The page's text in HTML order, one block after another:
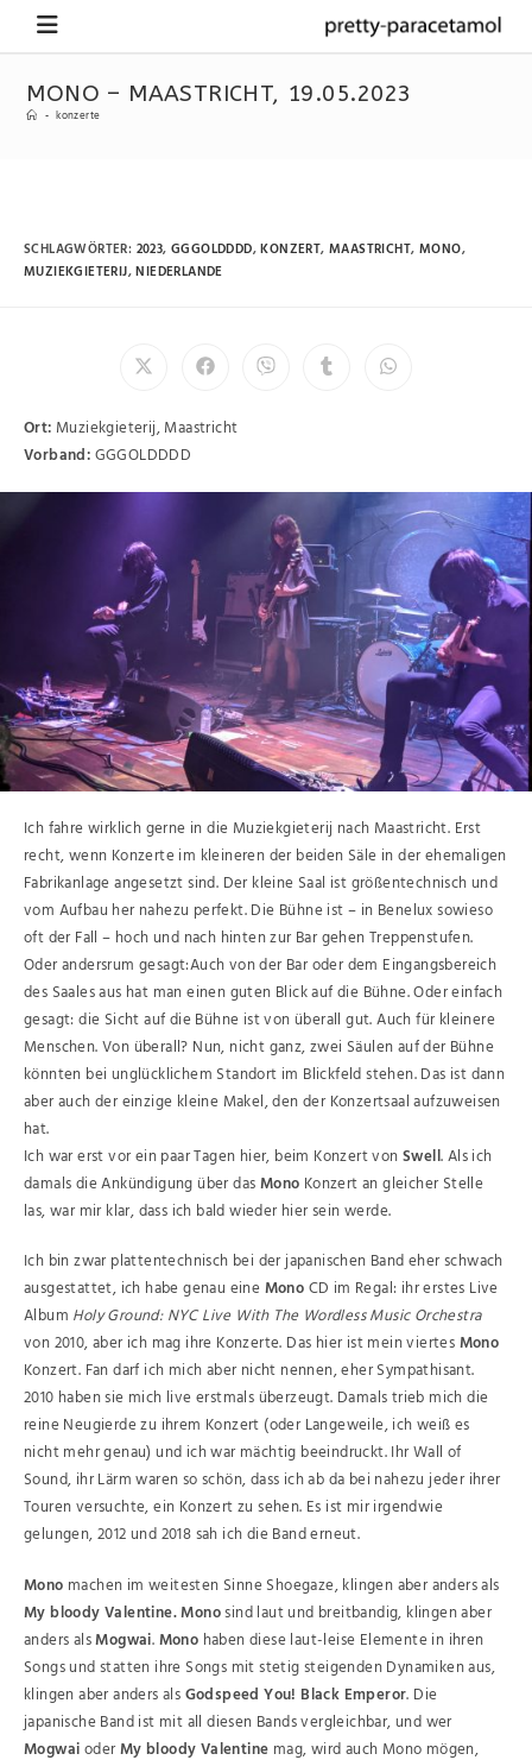
MONO – MAASTRICHT, 19.05.2023
- konzerte
SCHLAGWÖRTER: 2023, GGGOLDDDD,KONZERT, MAASTRICHT, MONO,
MUZIEKGIETERIJ,NIEDERLANDE
Ort: Muziekgieterij, Maastricht
Vorband:GGGOLDDDD
Ich fahre wirklich gerne in die Muziekgieterij nach Maastricht. Erst
recht, wenn Konzerte im kleineren der beiden Säle in der ehemaligen
Fabrikanlage angesetzt sind. Der kleine Saal ist größentechnisch und
vom Aufbau her nahezu perfekt. Die Bühne ist – in Benelux sowieso
oft der Fall – hoch und nach hinten zur Bar gehen Treppenstufen.
Oder andersrum gesagt:Auch von der Bar oder dem Eingangsbereich
des Saales aus hat man einen guten Blick auf die Bühne. Oder einfach
gesagt: die Sicht auf die Bühne ist von überall gut. Auch für kleinere
Menschen. Von überall? Nun, nicht ganz, zwei Säulen auf der Bühne
könnten bei unglücklichem Standort im Blickfeld stehen. Das ist dann
aber auch der einzige kleine Makel, den der Konzertsaal aufzuweisen
hat.
Ich war erst vor ein paar Tagen hier, beim Konzert vonSwell. Als ich
damals die Ankündigung über dasMono Konzert an gleicher Stelle
las, war mir klar, dass ich bald wieder hier sein werde.
Ich bin zwar plattentechnisch bei der japanischen Band eher schwach
ausgestattet, ich habe genau eineMonoCD im Regal: ihr erstes Live
Album Holy Ground: NYC Live With The Wordless Music Orchestra
von 2010, aber ich mag ihre Konzerte. Das hier ist mein viertesMono
Konzert. Fan darf ich mich aber nicht nennen, eher Sympathisant.
2010 haben sie mich live erstmals überzeugt. Damals trieb mich die
reine Neugierde zu ihrem Konzert (oder Langeweile, ich weiß es
nicht mehr genau) und ich war mächtig beeindruckt. Ihr Wall of
Sound, ihr Lärm waren so schön, dass ich ab da bei nahezu jeder ihrer
Touren versuchte, ein Konzert zu sehen. Es ist mir irgendwie
gelungen, 2012 und 2018 sah ich die Band erneut.
Mono machen im weitesten Sinne Shoegaze, klingen aber anders als
My bloody Valentine.Monosind laut und breitbandig, klingen aber
anders alsMogwai.Mono haben diese laut-leise Elemente in ihren
Songs und statten ihre Songs mit stetig steigenden Dynamiken aus,
klingen aber anders alsGodspeed You! Black Emperor. Die
japanische Band ist mit all diesen Bands vergleichbar, und wer
MogwaioderMy bloody Valentine mag, wird auch Mono mögen,